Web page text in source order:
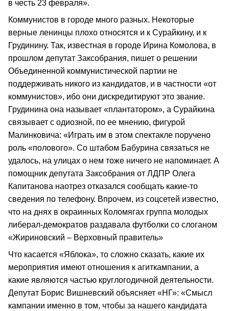
в честь 23 февраля».
Коммунистов в городе много разных. Некоторые
верные ленинцы плохо относятся и к Сурайкину, и к
Грудинину. Так, известная в городе Ирина Комолова, в
прошлом депутат Заксобрания, пишет о решении
Объединенной коммунистической партии не
поддерживать никого из кандидатов, и в частности «от
коммунистов», ибо они дискредитируют это звание.
Грудинина она называет «плантатором», а Сурайкина
связывает с одиозной, по ее мнению, фигурой
Малинковича: «Играть им в этом спектакле поручено
роль «полового». Со штабом Бабурина связаться не
удалось, на улицах о нем тоже ничего не напоминает. А
помощник депутата Заксобрания от ЛДПР Олега
Капитанова наотрез отказался сообщать какие-то
сведения по телефону. Впрочем, из соцсетей известно,
что на днях в окраинных Коломягах группа молодых
либерал-демократов раздавала футболки со слоганом
«Жириновский – Верховный правитель»
Что касается «Яблока», то сложно сказать, какие их
мероприятия имеют отношения к агиткампании, а
какие являются частью круглогодичной деятельности.
Депутат Борис Вишневский объясняет «НГ»: «Смысл
кампании именно в том, чтобы за нашего кандидата